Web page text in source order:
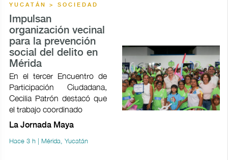
YUCATÁN > SOCIEDAD
Impulsan
organización vecinal
para la prevención
social del delito en
Mérida
En el tercer Encuentro de
Participación Ciudadana,
Cecilia Patrón destacó que
el trabajo coordinado
La Jornada Maya
Hace 3 h | Mérida, Yucatán